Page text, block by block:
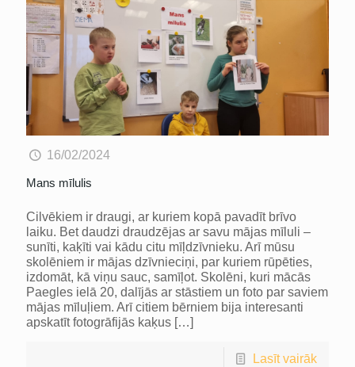
16/02/2024
Mans mīlulis
Cilvēkiem ir draugi, ar kuriem kopā pavadīt brīvo
laiku. Bet daudzi draudzējas ar savu mājas mīluli –
sunīti, kaķīti vai kādu citu mīļdzīvnieku. Arī mūsu
skolēniem ir mājas dzīvnieciņi, par kuriem rūpēties,
izdomāt, kā viņu sauc, samīļot. Skolēni, kuri mācās
Paegles ielā 20, dalījās ar stāstiem un foto par saviem
mājas mīluļiem. Arī citiem bērniem bija interesanti
apskatīt fotogrāfijās kaķus […]
Lasīt vairāk